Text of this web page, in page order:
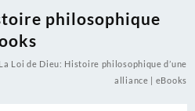
philosophique
La Loi de Dieu: Histoire philosophique d’une
alliance | eBooks